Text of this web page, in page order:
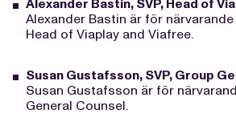
Alexander Bastin, SVP, Head of
Alexander Bastin är för närvarande
Head of Viaplay and Viafree.
Susan Gustafsson, SVP, Group
Susan Gustafsson är för
General Counsel.